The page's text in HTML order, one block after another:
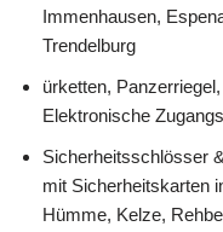
Immenhausen,
Trendelburg
ürketten,
Elektronische
Sicherheitsschlösser
mit Sicherheitskarten
Hümme, Kelze,